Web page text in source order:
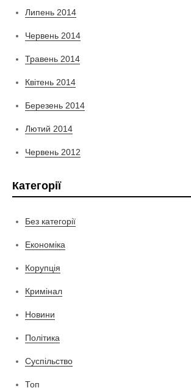
Липень 2014
Червень 2014
Травень 2014
Квітень 2014
Березень 2014
Лютий 2014
Червень 2012
Категорії
Без категорії
Економіка
Корупція
Кримінал
Новини
Політика
Суспільство
Топ